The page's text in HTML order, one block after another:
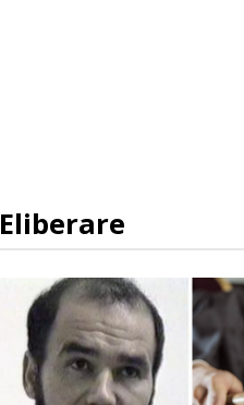
Eliberare